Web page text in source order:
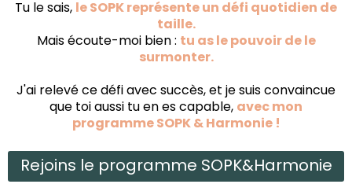
Tu le sais, le SOPK représente un défi quotidien de
taille.
Mais écoute-moi bien : tu as le pouvoir de le
surmonter.
J'ai relevé ce défi avec succès, et je suis convaincue
que toi aussi tu en es capable, avec mon
programme SOPK & Harmonie !
Rejoins le programme SOPK&Harmonie